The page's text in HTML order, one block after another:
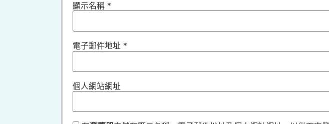
顯示名稱 *
電子郵件地址 *
個人網站網址